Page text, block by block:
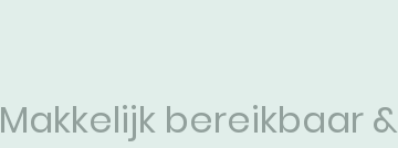
Makkelijk bereikbaar &